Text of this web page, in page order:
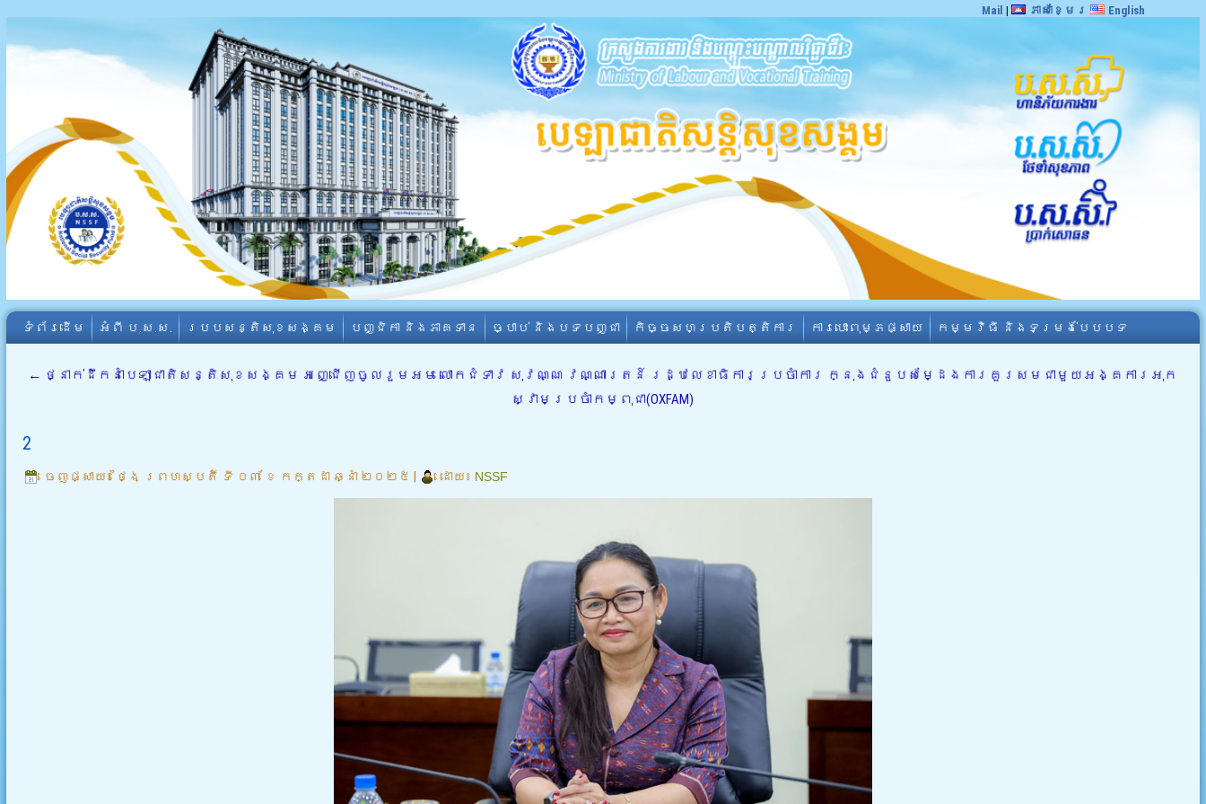
Mail | ភាសាខ្មែរ English
ទំព័រដើម អំពី​ ប.ស.ស. របបសន្តិសុខសង្គម បញ្ជិកា និងភាគទាន ច្បាប់ និងបទបញ្ជា កិច្ចសហប្រតិបត្តិការ ការបោះពុម្ភផ្សាយ កម្មវិធី និងទម្រង់បែបបទ
← ថ្នាក់ដឹកនាំបេឡាជាតិសន្តិសុខសង្គម អញ្ជើញចូលរួមអម លោកជំទាវ សុវណ្ណ វណ្ណារតន៍ រដ្ឋលេខាធិការប្រចាំការ ក្នុងជំនួបសម្ដែងការគួរសមជាមួយអង្គការអុក
ស្វាមប្រចាំកម្ពុជា(OXFAM)
2
ចេញផ្សាយ៖ ថ្ងៃ ព្រហស្បតិ៍ ទី ០៣ ខែ កក្តដា ឆ្នាំ ២០២៥ ដោយ៖ NSSF